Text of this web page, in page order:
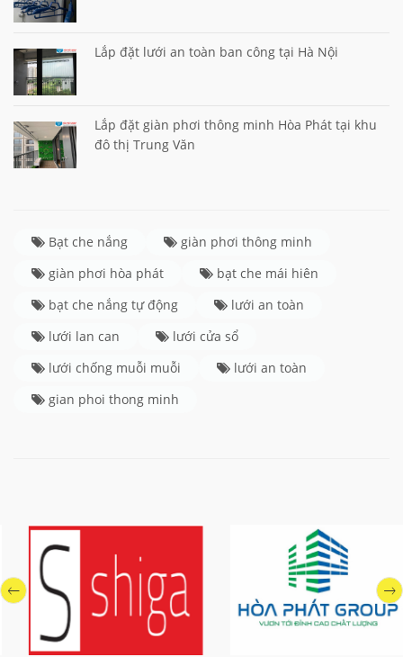
Lắp đặt lưới an toàn ban công tại Hà Nội
Lắp đặt giàn phơi thông minh Hòa Phát tại khu
đô thị Trung Văn
Bạt che nắng
giàn phơi thông minh
giàn phơi hòa phát
bạt che mái hiên
bạt che nắng tự động
lưới an toàn
lưới lan can
lưới cửa sổ
lưới chống muỗi muỗi
lưới an toàn
gian phoi thong minh